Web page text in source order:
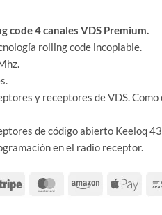
€.
code 4 canales VDS Premium.
rolling code incopiable.
y receptores de VDS.
de código abierto Keeloq
en el radio receptor.